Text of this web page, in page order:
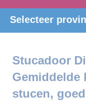
Selecteer
Stucadoor
Gemiddelde
stucen,